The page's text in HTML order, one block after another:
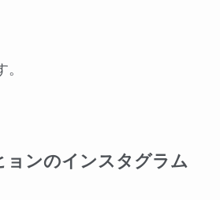
ョンのインスタグラム